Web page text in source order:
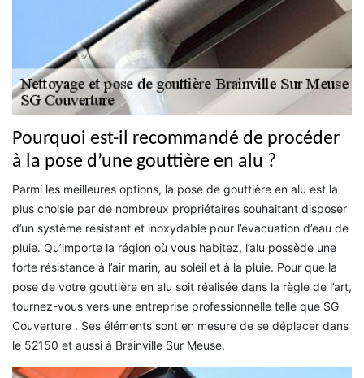
Pourquoi est-il recommandé de procéder
à la pose d’une gouttière en alu ?
Parmi les meilleures options, la pose de gouttière en alu est la
plus choisie par de nombreux propriétaires souhaitant disposer
d’un système résistant et inoxydable pour l’évacuation d’eau de
pluie. Qu’importe la région où vous habitez, l’alu possède une
forte résistance à l’air marin, au soleil et à la pluie. Pour que la
pose de votre gouttière en alu soit réalisée dans la règle de l’art,
tournez-vous vers une entreprise professionnelle telle que SG
Couverture . Ses éléments sont en mesure de se déplacer dans
le 52150 et aussi à Brainville Sur Meuse.